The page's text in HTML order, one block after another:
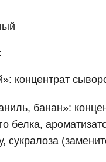
концентрат
банан»:
белка,
сукралоза